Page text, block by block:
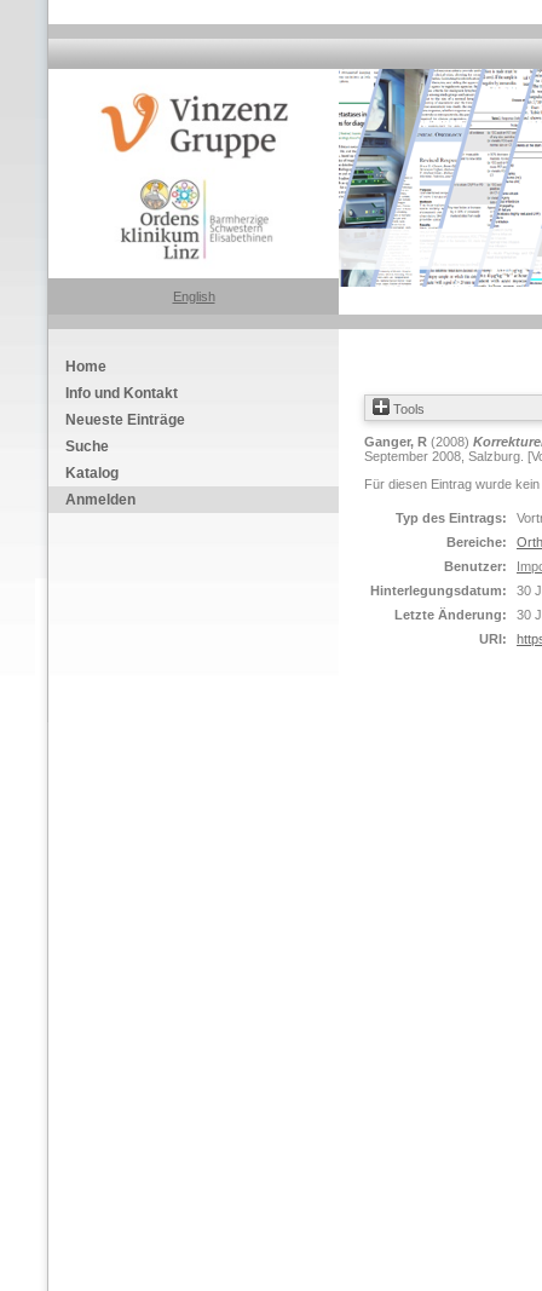
English
Home
Info und Kontakt
Neueste Einträge
Suche
Katalog
Anmelden
Tools
Ganger, R (2008)
September 2008, Salzburg.
Für diesen Eintrag wurde
Typ des Eintrags:
Bereiche:
Benutzer:
Hinterlegungsdatum:
30
Letzte Änderung:
30
URI: